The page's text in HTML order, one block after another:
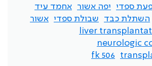
ספדי יפה אשור
אחמד עיד
השתלת כבד שבולת ספדי אשור
liver
neurologic
fk 506